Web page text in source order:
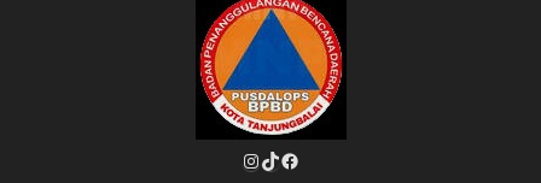
Instagram
TikTok
Facebook